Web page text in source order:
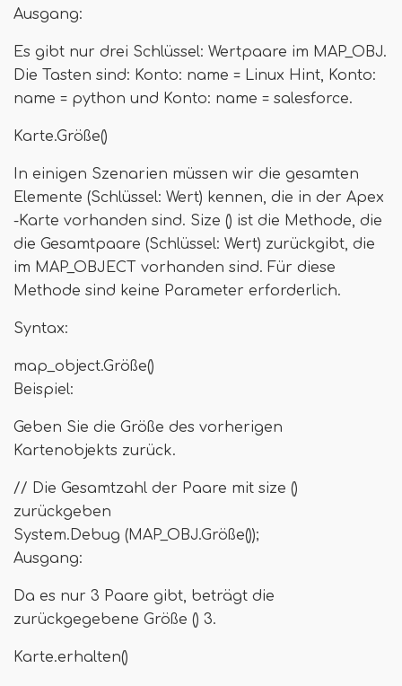
Ausgang:
Es gibt nur drei Schlüssel: Wertpaare im MAP_OBJ.
Die Tasten sind: Konto: name = Linux Hint, Konto:
name = python und Konto: name = salesforce.
Karte.Größe()
In einigen Szenarien müssen wir die gesamten
Elemente (Schlüssel: Wert) kennen, die in der Apex
-Karte vorhanden sind. Size () ist die Methode, die
die Gesamtpaare (Schlüssel: Wert) zurückgibt, die
im MAP_OBJECT vorhanden sind. Für diese
Methode sind keine Parameter erforderlich.
Syntax:
map_object.Größe()
Beispiel:
Geben Sie die Größe des vorherigen
Kartenobjekts zurück.
// Die Gesamtzahl der Paare mit size ()
zurückgeben
System.Debug (MAP_OBJ.Größe());
Ausgang:
Da es nur 3 Paare gibt, beträgt die
zurückgegebene Größe () 3.
Karte.erhalten()